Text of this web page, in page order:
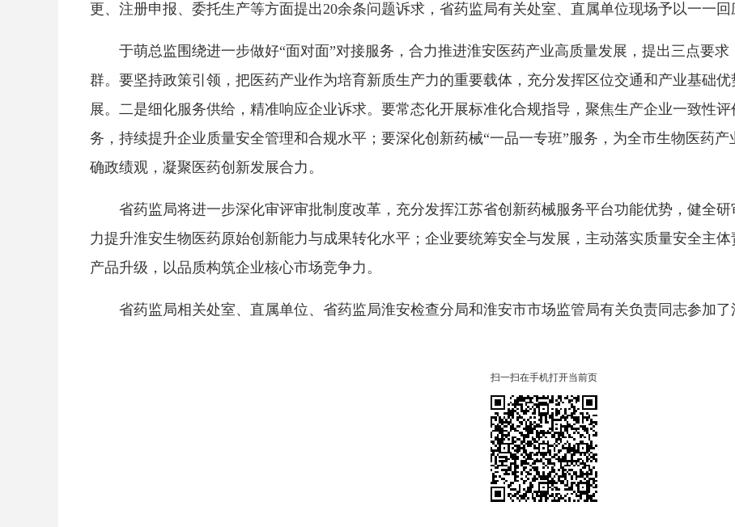
更、注册申报、委托生产等方面提出20余条问题诉求，省药监局有关处室、直属单位现场予以一一回
于萌总监围绕进一步做好“面对面”对接服务，合力推进淮安医药产业高质量发展，提出三点要
群。要坚持政策引领，把医药产业作为培育新质生产力的重要载体，充分发挥区位交通和产业基础
展。二是细化服务供给，精准响应企业诉求。要常态化开展标准化合规指导，聚焦生产企业一致性
务，持续提升企业质量安全管理和合规水平；要深化创新药械“一品一专班”服务，为全市生物医药
确政绩观，凝聚医药创新发展合力。
省药监局将进一步深化审评审批制度改革，充分发挥江苏省创新药械服务平台功能优势，健全
力提升淮安生物医药原始创新能力与成果转化水平；企业要统筹安全与发展，主动落实质量安全主
产品升级，以品质构筑企业核心市场竞争力。
省药监局相关处室、直属单位、省药监局淮安检查分局和淮安市市场监管局有关负责同志参加了
扫一扫在手机打开当前页